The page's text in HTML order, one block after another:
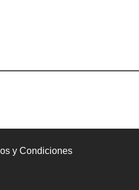
y Condiciones